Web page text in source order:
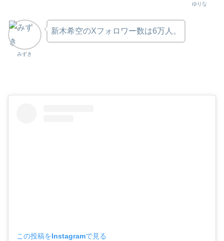
ゆりな
みずき
新木希空のXフォロワー数は6万人。
この投稿をInstagramで見る